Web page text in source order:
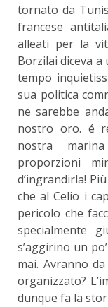
tornato da
francese
alleati per la
Borzilai diceva a
tempo
sua politica
ne sarebbe
nostro oro. é
nostra
proporzioni
d’ingrandirla!
che al Celio i
pericolo che
specialmente
s’aggirino un
mai. Avranno
organizzato?
dunque fa la